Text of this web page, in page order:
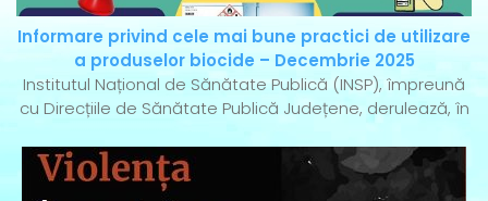
Informare privind cele mai bune practici de utilizare
a produselor biocide – Decembrie 2025
Institutul Național de Sănătate Publică (INSP), împreună
cu Direcțiile de Sănătate Publică Județene, derulează, în